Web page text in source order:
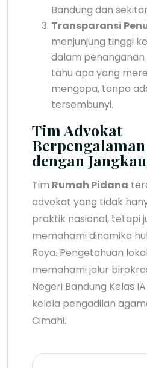
Bandung dan
Transparansi
menjunjung tinggi
dalam penanganan
tahu apa yang
mengapa, tanpa
tersembunyi.
Tim Advokat
dengan
Tim Rumah Pidana
advokat yang tidak
praktik nasional, tetapi
memahami dinamika
Raya. Pengetahuan
memahami jalur
Negeri Bandung Kelas
kelola pengadilan
Cimahi.